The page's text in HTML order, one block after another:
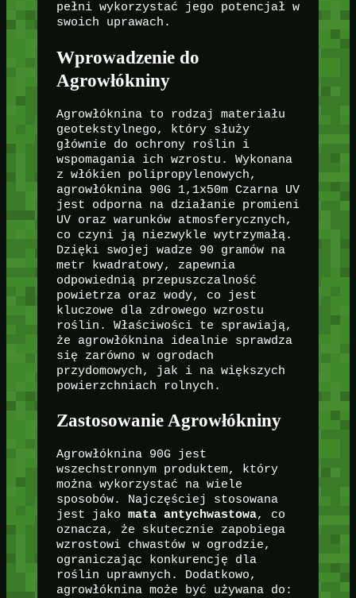
pełni wykorzystać jego potencjał w
swoich uprawach.
Wprowadzenie do
Agrowłókniny
Agrowłóknina to rodzaj materiału
geotekstylnego, który służy
głównie do ochrony roślin i
wspomagania ich wzrostu. Wykonana
z włókien polipropylenowych,
agrowłóknina 90G 1,1x50m Czarna UV
jest odporna na działanie promieni
UV oraz warunków atmosferycznych,
co czyni ją niezwykle wytrzymałą.
Dzięki swojej wadze 90 gramów na
metr kwadratowy, zapewnia
odpowiednią przepuszczalność
powietrza oraz wody, co jest
kluczowe dla zdrowego wzrostu
roślin. Właściwości te sprawiają,
że agrowłóknina idealnie sprawdza
się zarówno w ogrodach
przydomowych, jak i na większych
powierzchniach rolnych.
Zastosowanie Agrowłókniny
Agrowłóknina 90G jest
wszechstronnym produktem, który
można wykorzystać na wiele
sposobów. Najczęściej stosowana
jest jako mata antychwastowa, co
oznacza, że skutecznie zapobiega
wzrostowi chwastów w ogrodzie,
ograniczając konkurencję dla
roślin uprawnych. Dodatkowo,
agrowłóknina może być używana do: